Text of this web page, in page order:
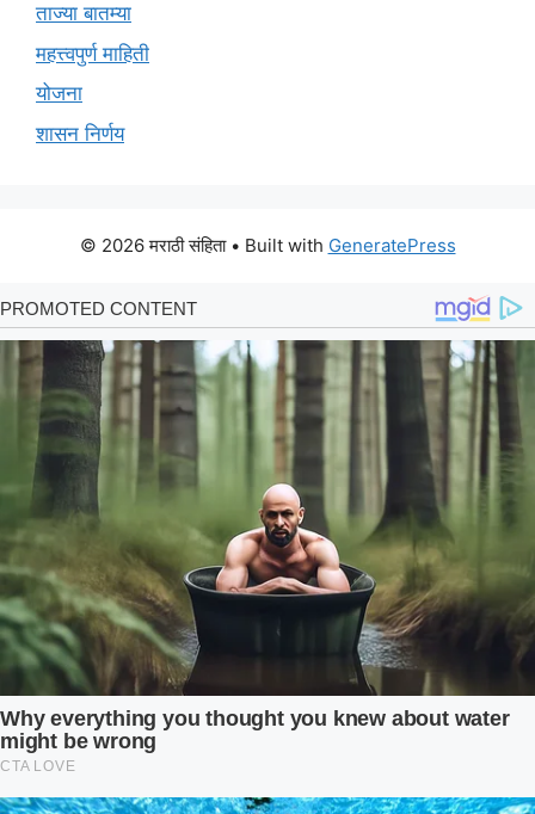
ताज्या बातम्या
महत्त्वपुर्ण माहिती
योजना
शासन निर्णय
© 2026 मराठी संहिता• Built with GeneratePress